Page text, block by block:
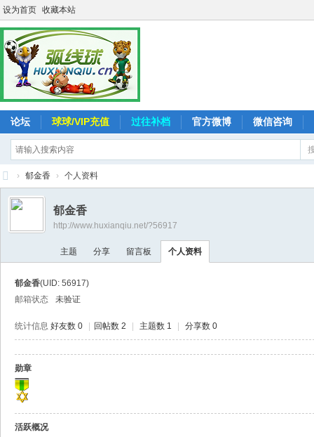
设为首页 收藏本站
论坛 球球/VIP充值 过往补档 官方微博 微信咨询
弧
球
› 郁金香 › 个人资料
郁金香
http://www.huxianqiu.net/?56917
主题 分享 留言板 个人资料
郁金香(UID: 56917)
邮箱状态
未验证
统计信息 好友数 0 回帖数 2 主题数 1 分享数 0
勋章
活跃概况